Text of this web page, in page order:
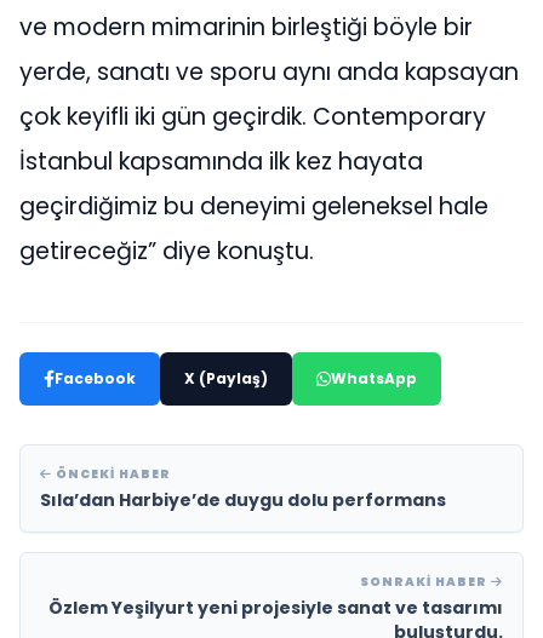
ve modern mimarinin birleştiği böyle bir
yerde, sanatı ve sporu aynı anda kapsayan
çok keyifli iki gün geçirdik. Contemporary
İstanbul kapsamında ilk kez hayata
geçirdiğimiz bu deneyimi geleneksel hale
getireceğiz” diye konuştu.
Facebook X (Paylaş) WhatsApp
ÖNCEKI HABER
Sıla’dan Harbiye’de duygu dolu performans
SONRAKI HABER
Özlem Yeşilyurt yeni projesiyle sanat ve tasarımı
buluşturdu.